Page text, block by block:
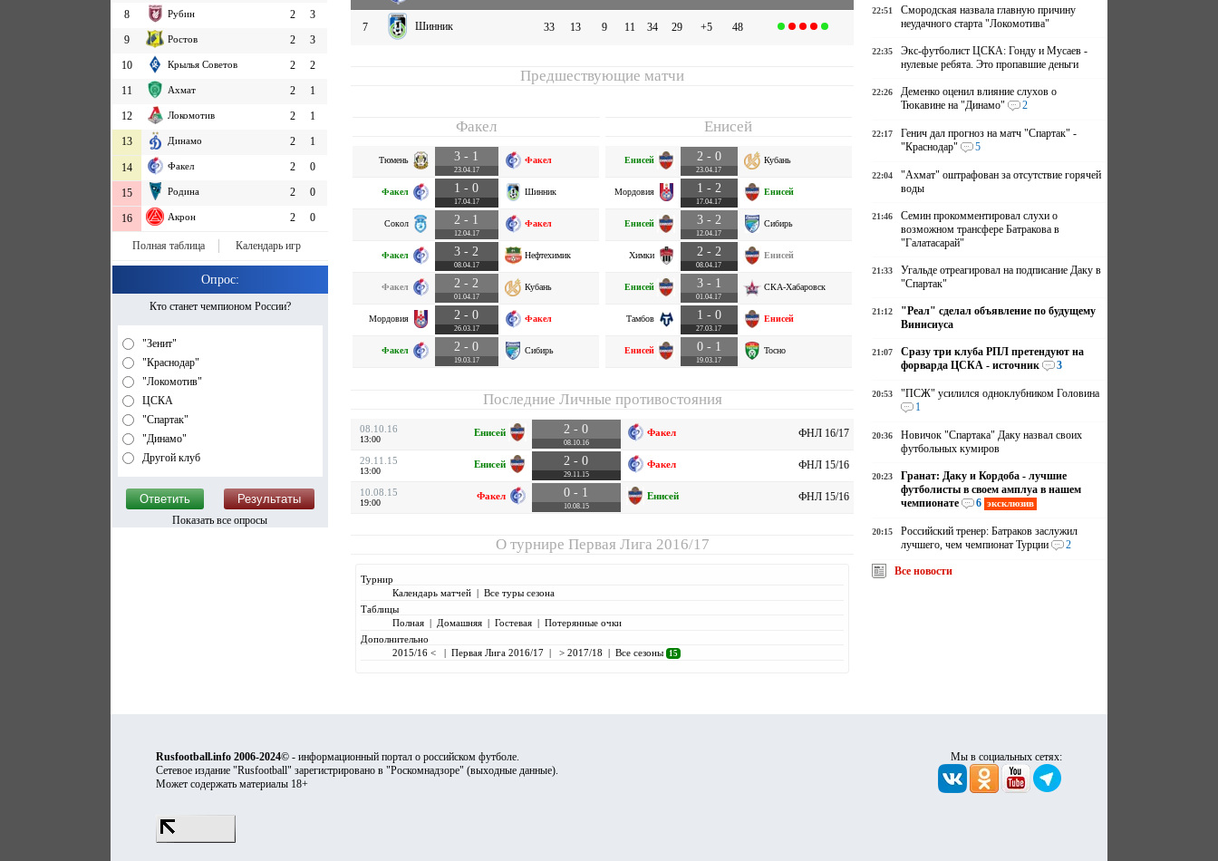
8
Рубин 2
3
9
Ростов 2
3
10
Крылья Советов 2
2
11
Ахмат 2
1
12
Локомотив 2
1
13
Динамо 2 1
14 Факел 2 0
15 Родина 2 0
16 Акрон 2 0
Полная таблица Календарь игр
Опрос:
Кто станет чемпионом России?
"Зенит"
"Краснодар"
"Локомотив"
ЦСКА
"Спартак"
"Динамо"
Другой клуб
Показать все опросы
7 Шинник 33 13 9 11 34 29 +5 48
Предшествующие матчи
Факел
Тюмень 3 - 1
23.04.17
Факел
Факел 1 - 0
17.04.17
Шинник
Сокол 2 - 1
12.04.17
Факел
Факел 3 - 2
08.04.17
Нефтехимик
Факел 2 - 2
01.04.17
Кубань
Мордовия 2 - 0
26.03.17
Факел
Факел 2 - 0
19.03.17
Сибирь
Енисей
Енисей 2 - 0
23.04.17
Кубань
Мордовия 1 - 2
17.04.17
Енисей
Енисей 3 - 2
12.04.17
Сибирь
Химки 2 - 2
08.04.17
Енисей
Енисей 3 - 1
01.04.17
СКА-Хабаровск
Тамбов 1 - 0
27.03.17
Енисей
Енисей 0 - 1
19.03.17
Тосно
Последние Личные противостояния
08.10.16
13:00
Енисей 2 - 0
08.10.16
Факел ФНЛ 16/17
29.11.15
13:00
Енисей 2 - 0
29.11.15
Факел ФНЛ 15/16
10.08.15
19:00
Факел 0 - 1
10.08.15
Енисей ФНЛ 15/16
О турнире Первая Лига 2016/17
Турнир
Календарь матчей| Все туры сезона
Таблицы
Полная| Домашняя| Гостевая| Потерянные очки
Дополнительно
2015/16 <
| Первая Лига 2016/17| > 2017/18 | Все сезоны 15
22:51
Смородская назвала главную причину
неудачного старта "Локомотива"
22:35
Экс-футболист ЦСКА: Гонду и Мусаев -
нулевые ребята. Это пропавшие деньги
22:26
Деменко оценил влияние слухов о
Тюкавине на "Динамо"
2
22:17
Генич дал прогноз на матч "Спартак" -
"Краснодар"
5
22:04
"Ахмат" оштрафован за отсутствие горячей
воды
21:46
Семин прокомментировал слухи о
возможном трансфере Батракова в
"Галатасарай"
21:33
Угальде отреагировал на подписание Даку в
"Спартак"
21:12
"Реал" сделал объявление по будущему
Винисиуса
21:07
Сразу три клуба РПЛ претендуют на
форварда ЦСКА - источник
3
20:53
"ПСЖ" усилился одноклубником Головина
1
20:36
Новичок "Спартака" Даку назвал своих
футбольных кумиров
20:23
Гранат: Даку и Кордоба - лучшие
футболисты в своем амплуа в нашем
чемпионате
6 эксклюзив
20:15
Российский тренер: Батраков заслужил
лучшего, чем чемпионат Турции
2
Все новости
Rusfootball.info 2006-2024© - информационный портал о российском футболе.
Сетевое издание "Rusfootball" зарегистрировано в "Роскомнадзоре" (выходные данные).
Может содержать материалы 18+
Мы в социальных сетях: